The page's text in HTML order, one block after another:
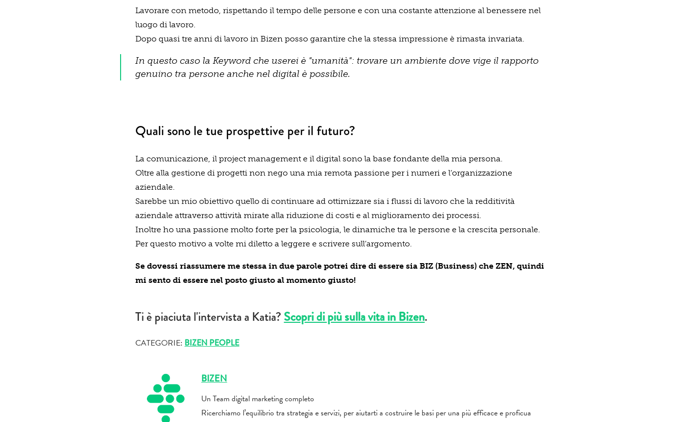
Lavorare con metodo, rispettando il tempo delle persone e con una costante attenzione al benessere nel
luogo di lavoro.
Dopo quasi tre anni di lavoro in Bizen posso garantire che la stessa impressione è rimasta invariata.
In questo caso la Keyword che userei è "umanità": trovare un ambiente dove vige il rapporto
genuino tra persone anche nel digital è possibile.
Quali sono le tue prospettive per il futuro?
La comunicazione, il project management e il digital sono la base fondante della mia persona.
Oltre alla gestione di progetti non nego una mia remota passione per i numeri e l’organizzazione
aziendale.
Sarebbe un mio obiettivo quello di continuare ad ottimizzare sia i flussi di lavoro che la redditività
aziendale attraverso attività mirate alla riduzione di costi e al miglioramento dei processi.
Inoltre ho una passione molto forte per la psicologia, le dinamiche tra le persone e la crescita personale.
Per questo motivo a volte mi diletto a leggere e scrivere sull’argomento.
Se dovessi riassumere me stessa in due parole potrei dire di essere sia BIZ (Business) che ZEN, quindi
mi sento di essere nel posto giusto al momento giusto!
Ti è piaciuta l'intervista a Katia? Scopri di più sulla vita in Bizen.
CATEGORIE: BIZEN PEOPLE
BIZEN
Un Team digital marketing completo
Ricerchiamo l’equilibrio tra strategia e servizi, per aiutarti a costruire le basi per una più efficace e proficua